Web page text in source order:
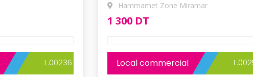
L.00236
Hammamet Zone Miramar
1 300 DT
Local commercial